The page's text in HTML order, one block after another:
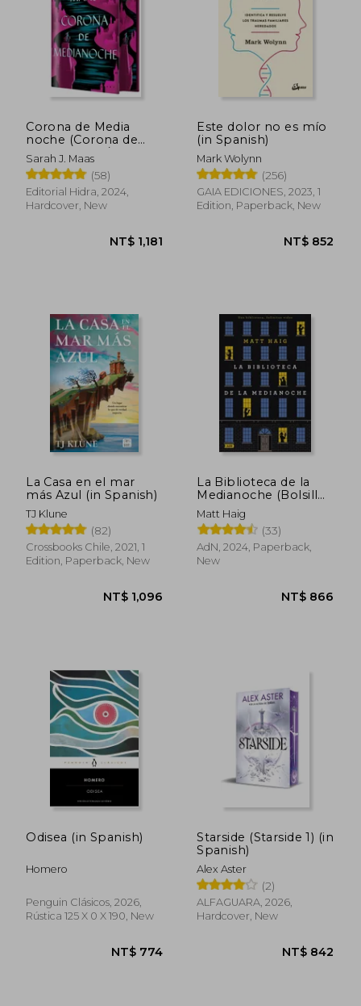
NT$ 617 NT$
Corona de Media
noche (Corona de
Medianoche / Trono
de Cristal 2) (in
Spanish)
Sarah J. Maas
(58)
Editorial Hidra, 2024,
Hardcover, New
NT$ 1,181
Este dolor no es mío
(in Spanish)
Mark Wolynn
(256)
GAIA EDICIONES, 2023, 1
Edition, Paperback, New
NT$
La Casa en el mar
más Azul (in Spanish)
TJ Klune
(82)
Crossbooks Chile, 2021, 1
Edition, Paperback, New
La Biblioteca de la
Medianoche (Bolsillo)
(in Spanish)
Matt Haig
(33)
AdN, 2024, Paperback,
New
Odisea (in Spanish)
Homero
Penguin Clásicos, 2026,
Rústica 125 X 0 X 190, New
Starside (Starside 1) (in
Spanish)
Alex Aster
(2)
ALFAGUARA, 2026,
Hardcover, New